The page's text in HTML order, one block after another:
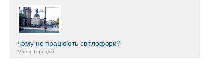
Чому не працюють світлофори?
Марія Терендій